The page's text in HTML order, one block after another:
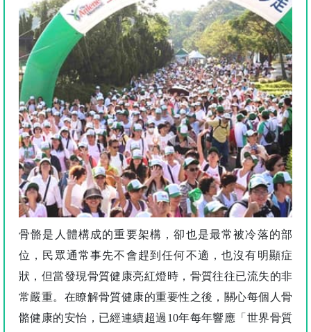
骨骼是人體構成的重要架構，卻也是最常被冷落的部
位，民眾通常事先不會趕到任何不適，也沒有明顯症
狀，但當發現骨質健康亮紅燈時，骨質往往已流失的非
常嚴重。在瞭解骨質健康的重要性之後，關心每個人骨
骼健康的安怡，已經連續超過10年每年響應「世界骨質